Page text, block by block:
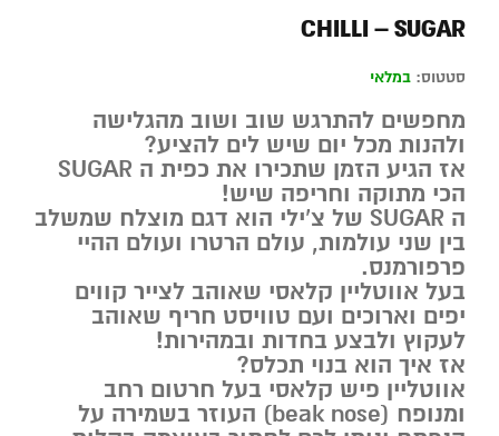
CHILLI – SUGAR
סטטוס: במלאי
מחפשים להתרגש שוב ושוב מהגלישה
ולהנות מכל יום שיש לים להציע?
אז הגיע הזמן שתכירו את כפית ה SUGAR
הכי מתוקה וחריפה שיש!
ה SUGAR של צ’ילי הוא דגם מוצלח שמשלב
בין שני עולמות, עולם הרטרו ועולם ההיי
פרפורמנס.
בעל אווטליין קלאסי שאוהב לצייר קווים
יפים וארוכים ועם טוויסט חריף שאוהב
לעקוץ ולבצע בחדות ובמהירות!
אז איך הוא בנוי תכלס?
אווטליין פיש קלאסי בעל חרטום רחב
ומנופח (beak nose) העוזר בשמירה על